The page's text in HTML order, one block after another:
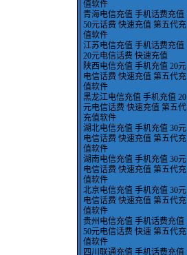
值软件
青海电信充值 手机话费充值
50元话费 快速充值 第五代充
值软件
江苏电信充值 手机话费充值
20元电信话费 快速充值
陕西电信充值 手机充值 20元
电信话费 快速充值 第五代充
值软件
黑龙江电信充值 手机充值 20
元电信话费 快速充值 第五代
充值软件
湖北电信充值 手机充值 30元
电信话费 快速充值 第五代充
值软件
湖南电信充值 手机充值 30元
电信话费 快速充值 第五代充
值软件
北京电信充值 手机充值 30元
电信话费 快速充值 第五代充
值软件
贵州电信充值 手机话费充值
50元电信话费 快速 第五代充
值软件
四川联通充值 手机话费充值